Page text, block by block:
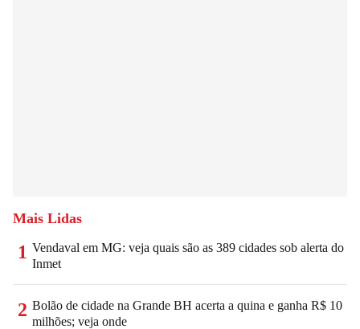
Mais Lidas
1 Vendaval em MG: veja quais são as 389 cidades sob alerta do
Inmet
2 Bolão de cidade na Grande BH acerta a quina e ganha R$ 10
milhões; veja onde